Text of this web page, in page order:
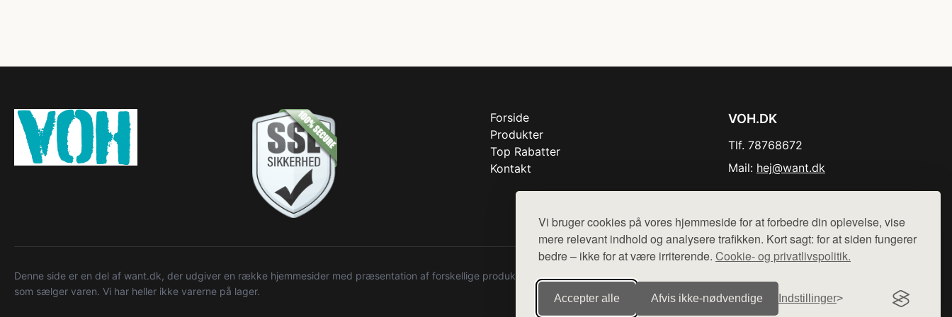
Vi bruger cookies på vores hjemmeside for at forbedre din oplevelse, vise
mere relevant indhold og analysere trafikken. Kort sagt: for at siden fungerer
bedre – ikke for at være irriterende. Cookie- og privatlivspolitik.
Accepter alle Afvis ikke‑nødvendige Indstillinger
Forside
Produkter
Top Rabatter
Kontakt
VOH.DK
Tlf. 78768672
Mail: hej@want.dk
Denne side er en del af want.dk, der udgiver en række hjemmesider med præsentation af forskellige produkter fra diverse webshops. Der sælges ikke varer fra denne side - vi henviser til de shops,
som sælger varen. Vi har heller ikke varerne på lager.